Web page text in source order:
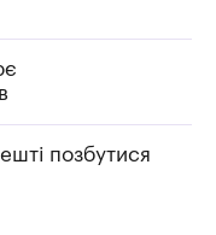
позбутися